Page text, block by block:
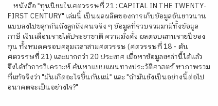
หนังสือ "ทุนนิยมในศตวรรษที่ 21 : CAPITAL IN THE TWENTY-
FIRST CENTURY" เล่มนี้ เป็นผลผลิตของการเก็บข้อมูลอันยาวนาน
แบบลงไปขลุกกันถึงลูกถึงคนจริง ๆ ข้อมูลที่รวบรวมมามีทั้งข้อมูล
ภาษี เงินเดือนรายได้ประชาชาติ ความมั่งคั่ง ผลตอบแทนรายปีของ
ทุน ทั้งหมดครอบคลุมเวลาสามศตวรรษ (ศตวรรษที่ 18 - ต้น
ศตวรรษที่ 21) และมากกว่า 20 ประเทศ เมื่อหาข้อมูลเหล่านี้ได้แล้ว
จึงได้ทำการวิเคราะห์ ค้นหาแบบแผนทางประวัติศาสตร์ หาภาพรวม
ที่แท้จริงว่า "มันเกิดอะไรขึ้นกันแน่" และ "ถ้ามันยังเป็นอย่างนี้ต่อไป
อนาคตจะเป็นอย่างไร?"